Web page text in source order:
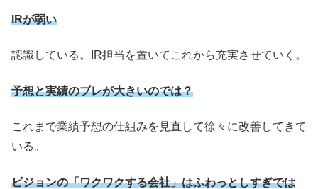
IRが弱い
認識している。IR担当を置いてこれから充実させていく。
予想と実績のブレが大きいのでは？
これまで業績予想の仕組みを見直して徐々に改善してきて
いる。
ビジョンの「ワクワクする会社」はふわっとしすぎでは